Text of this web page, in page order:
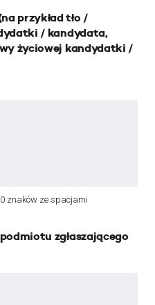
przykład tło /
/ kandydata,
życiowej kandydatki /
znaków ze spacjami
zgłaszającego